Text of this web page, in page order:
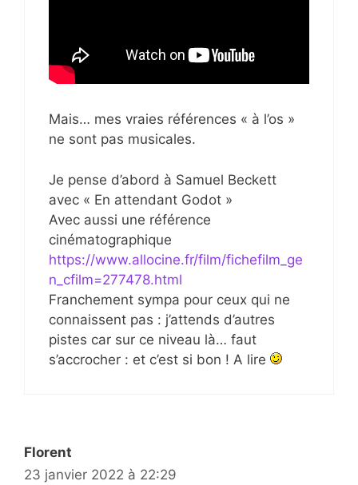
Mais… mes vraies références « à l’os »
ne sont pas musicales.
Je pense d’abord à Samuel Beckett
avec « En attendant Godot »
Avec aussi une référence
cinématographique
https://www.allocine.fr/film/fichefilm_ge
n_cfilm=277478.html
Franchement sympa pour ceux qui ne
connaissent pas : j’attends d’autres
pistes car sur ce niveau là… faut
s’accrocher : et c’est si bon ! A lire
Florent
23 janvier 2022 à 22:29